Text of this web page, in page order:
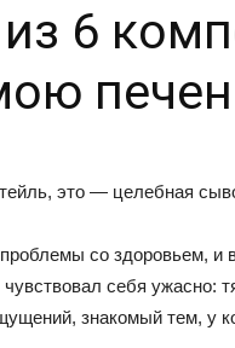
6
это — целебная
со здоровьем, и
себя ужасно:
знакомый тем, у